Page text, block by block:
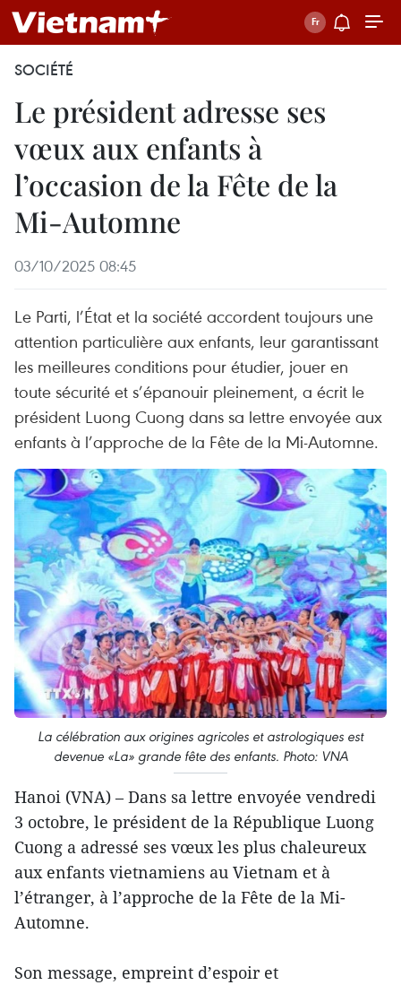
SOCIÉTÉ
Le président adresse ses
vœux aux enfants à
l’occasion de la Fête de la
Mi-Automne
03/10/2025 08:45
Le Parti, l’État et la société accordent toujours une
attention particulière aux enfants, leur garantissant
les meilleures conditions pour étudier, jouer en
toute sécurité et s’épanouir pleinement, a écrit le
président Luong Cuong dans sa lettre envoyée aux
enfants à l’approche de la Fête de la Mi-Automne.
La célébration aux origines agricoles et astrologiques est
devenue «La» grande fête des enfants. Photo: VNA
Hanoi (VNA) – Dans sa lettre envoyée vendredi
3 octobre, le président de la République Luong
Cuong a adressé ses vœux les plus chaleureux
aux enfants vietnamiens au Vietnam et à
l’étranger, à l’approche de la Fête de la Mi-
Automne.
Son message, empreint d’espoir et